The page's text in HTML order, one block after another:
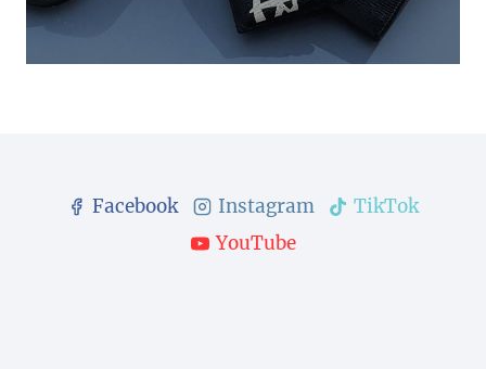
Facebook Instagram
TikTok
YouTube